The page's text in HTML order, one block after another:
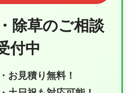
除草のご相談
付中
お見積り無料！